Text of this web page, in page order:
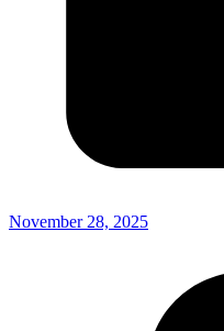
November 28, 2025